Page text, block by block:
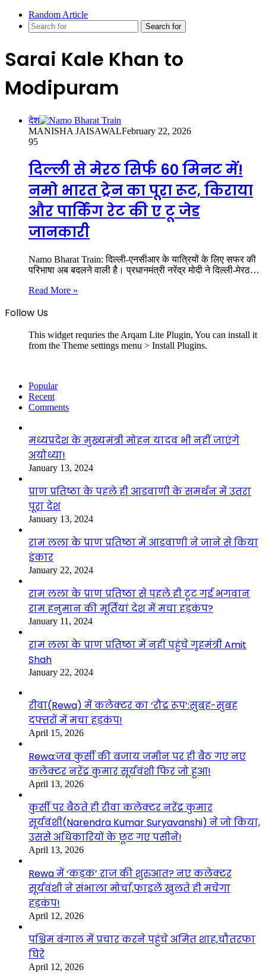
Random Article
Search for
Sarai Kale Khan to
Modipuram
देश
MANISHA JAISAWALFebruary 22, 2026
95
दिल्ली से मेरठ सिर्फ 60 मिनट में!
नमो भारत ट्रेन का पूरा रूट, किराया
और पार्किंग रेट की ए टू जेड
जानकारी
Namo Bharat Train: दिल्ली-एनसीआर के यात्रियों के लिए सफर की
परिभाषा अब बदलने वाली है। प्रधानमंत्री नरेंद्र मोदी ने दिल्ली-मेरठ…
Read More »
Follow Us
This widget requries the Arqam Lite Plugin, You can install it
from the Theme settings menu > Install Plugins.
Popular
Recent
Comments
मध्यप्रदेश के मुख्यमंत्री मोहन यादव भी नहीं जाएंगे
अयोध्या!
January 13, 2024
प्राण प्रतिष्ठा के पहले ही आडवाणी के समर्थन में उतरा
पूरा देश
January 13, 2024
राम लला के प्राण प्रतिष्ठा में आडवाणी ने जाने से किया
इंकार
January 22, 2024
राम लला के प्राण प्रतिष्ठा से पहले ही टूट गई भगवान
राम हनुमान की मूर्तियां देश में मचा हड़कंप?
January 11, 2024
राम लला के प्राण प्रतिष्ठा में नहीं पहुंचे गृहमंत्री Amit
Shah
January 22, 2024
रीवा(Rewa) में कलेक्टर का ‘रौद्र रूप’:सुबह-सुबह
दफ्तरों में मचा हड़कंप!
April 15, 2026
Rewa:जब कुर्सी की बजाय जमीन पर ही बैठ गए नए
कलेक्टर नरेंद्र कुमार सूर्यवंशी फिर जो हुआ!
April 13, 2026
कुर्सी पर बैठते ही रीवा कलेक्टर नरेंद्र कुमार
सूर्यवंशी(Narendra Kumar Suryavanshi) ने जो किया,
उससे अधिकारियों के छूट गए पसीने!
April 13, 2026
Rewa में ‘कड़क’ राज की शुरुआत? नए कलेक्टर
सूर्यवंशी ने संभाला मोर्चा,फाइलें खुलते ही मचेगा
हड़कंप!
April 12, 2026
पश्चिम बंगाल में प्रचार करने पहुंचे अमित शाह,चौतरफा
घिरे
April 12, 2026